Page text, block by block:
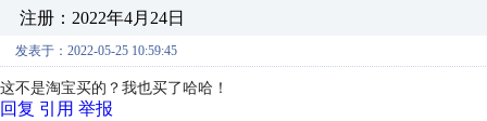
注册：2022年4月24日
发表于：2022-05-25 10:59:45
这不是淘宝买的？我也买了哈哈！
回复 引用 举报